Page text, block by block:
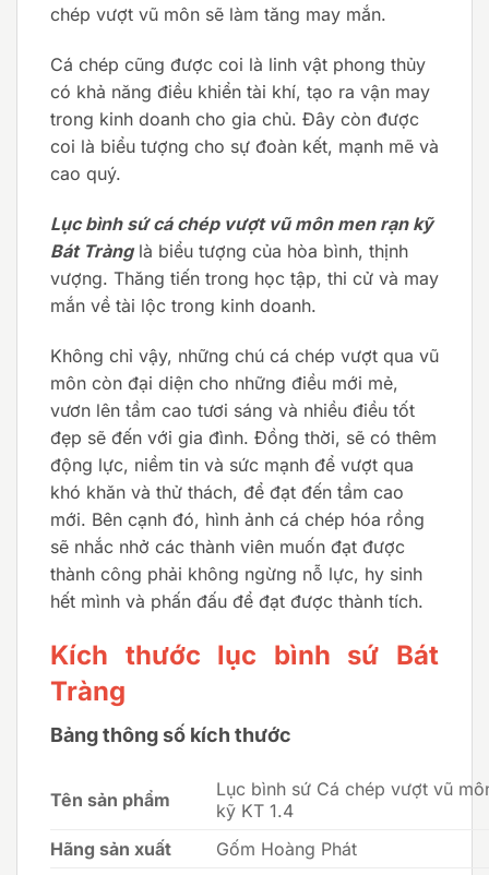
chép vượt vũ môn sẽ làm tăng may mắn.
Cá chép cũng được coi là linh vật phong thủy
có khả năng điều khiển tài khí, tạo ra vận may
trong kinh doanh cho gia chủ. Đây còn được
coi là biểu tượng cho sự đoàn kết, mạnh mẽ và
cao quý.
Lục bình sứ cá chép vượt vũ môn men rạn kỹ
Bát Trànglà biểu tượng của hòa bình, thịnh
vượng. Thăng tiến trong học tập, thi cử và may
mắn về tài lộc trong kinh doanh.
Không chỉ vậy, những chú cá chép vượt qua vũ
môn còn đại diện cho những điều mới mẻ,
vươn lên tầm cao tươi sáng và nhiều điều tốt
đẹp sẽ đến với gia đình. Đồng thời, sẽ có thêm
động lực, niềm tin và sức mạnh để vượt qua
khó khăn và thử thách, để đạt đến tầm cao
mới. Bên cạnh đó, hình ảnh cá chép hóa rồng
sẽ nhắc nhở các thành viên muốn đạt được
thành công phải không ngừng nỗ lực, hy sinh
hết mình và phấn đấu để đạt được thành tích.
Kích thước lục bình sứ Bát
Tràng
Bảng thông số kích thước
Tên sản phẩm
Lục bình sứ Cá chép vượt vũ
kỹ KT 1.4
Hãng sản xuất
Gốm Hoàng Phát